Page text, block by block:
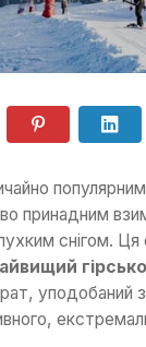
принадним
снігом. Ця
уподобаний